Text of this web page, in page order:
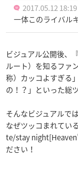
2017.05.12 18:19
一体このライバル
ビジュアル公開後、
ルート）を知るファ
称）カッコよすぎる
の！？」といった総
そんなビジュアルで
なぜツッコまれてい
te/stay
ださい！